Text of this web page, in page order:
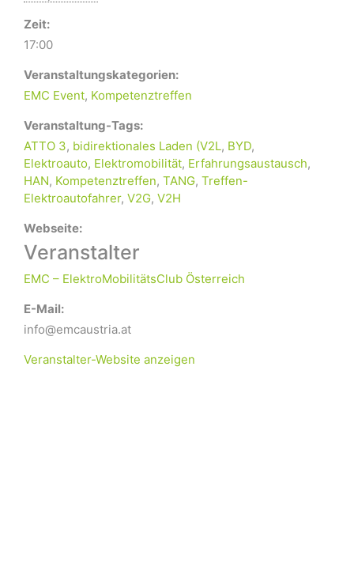
Zeit:
17:00
Veranstaltungskategorien:
EMC Event, Kompetenztreffen
Veranstaltung-Tags:
ATTO 3, bidirektionales Laden (V2L, BYD,
Elektroauto, Elektromobilität, Erfahrungsaustausch,
HAN, Kompetenztreffen, TANG, Treffen-
Elektroautofahrer, V2G, V2H
Webseite:
Veranstalter
EMC – ElektroMobilitätsClub Österreich
E-Mail:
info@emcaustria.at
Veranstalter-Website anzeigen